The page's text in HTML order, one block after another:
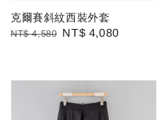
克爾賽斜紋西裝外套
Regular
NT$ 4,580 Sale
NT$ 4,080